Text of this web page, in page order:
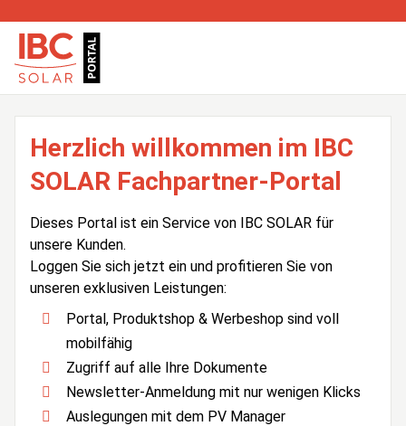
Herzlich willkommen im IBC
SOLAR Fachpartner-Portal
Dieses Portal ist ein Service von IBC SOLAR für
unsere Kunden.
Loggen Sie sich jetzt ein und profitieren Sie von
unseren exklusiven Leistungen:
Portal, Produktshop & Werbeshop sind voll
mobilfähig
Zugriff auf alle Ihre Dokumente
Newsletter-Anmeldung mit nur wenigen Klicks
Auslegungen mit dem PV Manager